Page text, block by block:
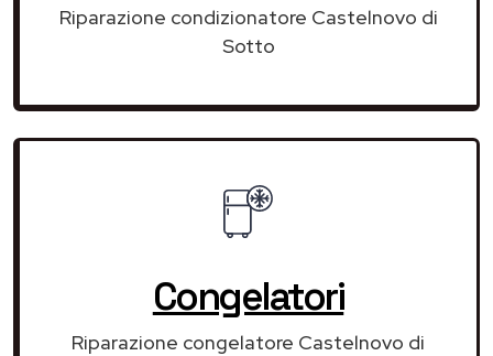
Riparazione condizionatore Castelnovo di
Sotto
Congelatori
Riparazione congelatore Castelnovo di